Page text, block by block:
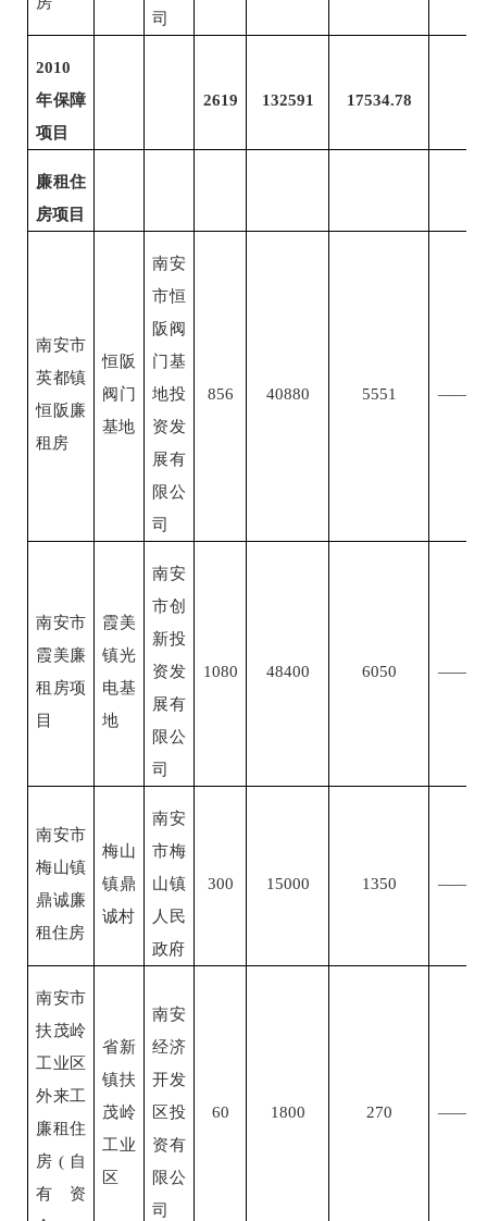
司
2010
年保障
项目
2619 132591 17534.78
廉租住
房项目
南安市
英都镇
恒阪廉
租房
恒阪
阀门
基地
南安
市恒
阪阀
门基
地投
资发
展有
限公
司
856 40880 5551 ——
南安市
霞美廉
租房项
目
霞美
镇光
电基
地
南安
市创
新投
资发
展有
限公
司
1080 48400 6050 ——
南安市
梅山镇
鼎诚廉
租住房
梅山
镇鼎
诚村
南安
市梅
山镇
人民
政府
300 15000 1350 ——
南安市
扶茂岭
工业区
外来工
廉租住
房 (自
有资
省新
镇扶
茂岭
工业
区
南安
经济
开发
区投
资有
限公
司
60 1800 270 ——